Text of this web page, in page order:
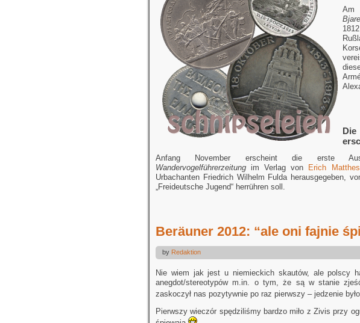
Am
Anfang November erscheint die erste
Wandervogelführerzeitung im Verlag von Erich Matthes
Urbachanten Friedrich Wilhelm Fulda herausgegeben,
„Freideutsche Jugend“ herrühren soll.
Beräuner 2012: “ale oni fajnie
by Redaktion
Nie wiem jak jest u niemieckich skautów, ale polscy
anegdot/stereotypów m.in. o tym, że są w stanie
zaskoczył nas pozytywnie po raz pierwszy – jedzenie
Pierwszy wieczór spędziliśmy bardzo miło z Zivis przy